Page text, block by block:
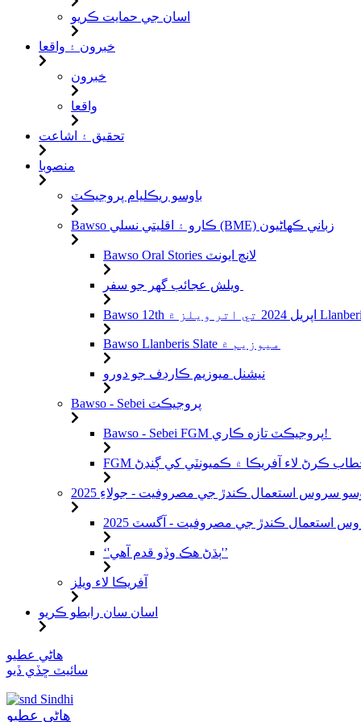
اسان جي حمايت ڪريو
خبرون ۽ واقعا
خبرون
واقعا
تحقيق ۽ اشاعت
منصوبا
باوسو ريڪليام پروجيڪٽ
Bawso ڪارو ۽ اقليتي نسلي (BME) زباني ڪهاڻيون
Bawso Oral Stories لانچ ايونٽ
Bawso Llanberis Slate ميوزيم ۾
نيشنل ميوزيم ڪارڊف جو دورو
Bawso - Sebei پروجيڪٽ
Bawso - Sebei FGM پروجيڪٽ تازه ڪاري!
استعمال ڪندڙ جي مصروفيت - آگسٽ 2025
‘'ٻڌڻ هڪ وڏو قدم آهي'’
آفريڪا لاء ويلز
اسان سان رابطو ڪريو
مواد
ڏانهن
هاڻي عطيو
سائيٽ ڇڏي ڏيو
Sindhi
هاڻي عطيو